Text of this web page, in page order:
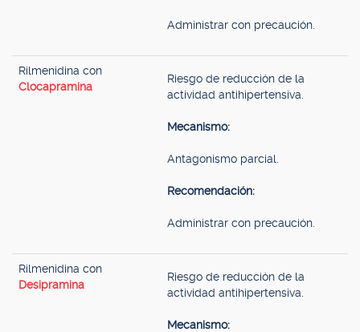
Administrar con precaución.
Rilmenidina con
Clocapramina
Riesgo de reducción de la
actividad antihipertensiva.
Mecanismo:
Antagonismo parcial.
Recomendación:
Administrar con precaución.
Rilmenidina con
Desipramina
Riesgo de reducción de la
actividad antihipertensiva.
Mecanismo: